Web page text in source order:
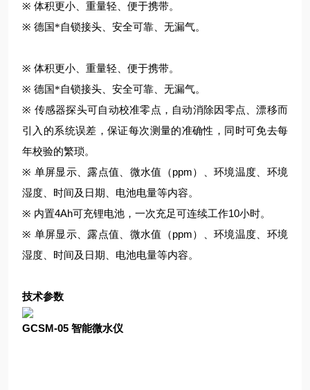
※ 体积更小、重量轻、便于携带。
※ 德国*自锁接头、安全可靠、无漏气。
※ 体积更小、重量轻、便于携带。
※ 德国*自锁接头、安全可靠、无漏气。
※ 传感器探头可自动校准零点，自动消除因零点、漂移而
引入的系统误差，保证每次测量的准确性，同时可免去每
年校验的繁琐。
※ 单屏显示、露点值、微水值（ppm）、环境温度、环境
湿度、时间及日期、电池电量等内容。
※ 内置4Ah可充锂电池，一次充足可连续工作10小时。
※ 单屏显示、露点值、微水值（ppm）、环境温度、环境
湿度、时间及日期、电池电量等内容。
技术参数
GCSM-05 智能微水仪